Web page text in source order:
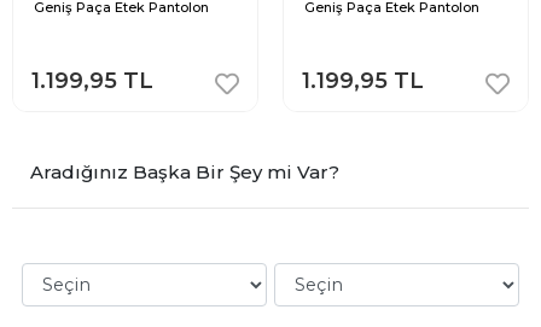
Geniş Paça Etek Pantolon
1.199,95 TL
Geniş Paça Etek Pantolon
1.199,95 TL
Aradığınız Başka Bir Şey mi Var?